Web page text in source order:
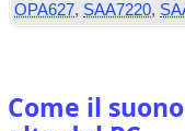
OPA627, SAA7220,
Come il